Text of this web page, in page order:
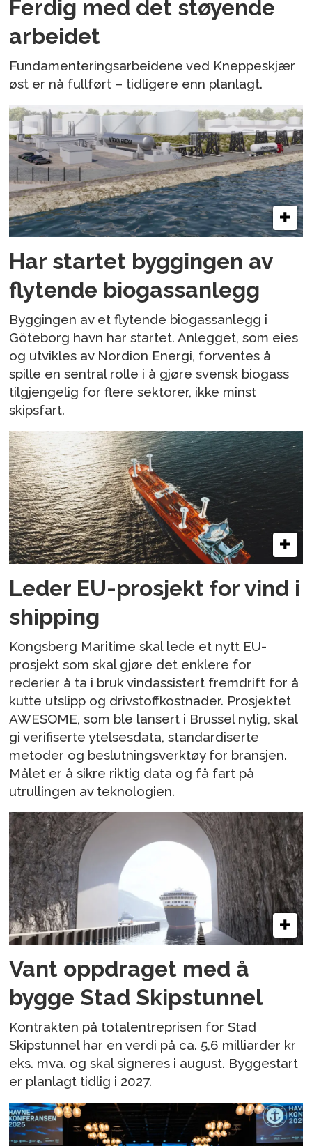
Ferdig med det støyende
arbeidet
Fundamenteringsarbeidene ved Kneppeskjær
øst er nå fullført – tidligere enn planlagt.
Har startet byggingen av
flytende biogassanlegg
Byggingen av et flytende biogassanlegg i
Göteborg havn har startet. Anlegget, som eies
og utvikles av Nordion Energi, forventes å
spille en sentral rolle i å gjøre svensk biogass
tilgjengelig for flere sektorer, ikke minst
skipsfart.
Leder EU-prosjekt for vind i
shipping
Kongsberg Maritime skal lede et nytt EU-
prosjekt som skal gjøre det enklere for
rederier å ta i bruk vindassistert fremdrift for å
kutte utslipp og drivstoffkostnader. Prosjektet
AWESOME, som ble lansert i Brussel nylig, skal
gi verifiserte ytelsesdata, standardiserte
metoder og beslutningsverktøy for bransjen.
Målet er å sikre riktig data og få fart på
utrullingen av teknologien.
Vant oppdraget med å
bygge Stad Skipstunnel
Kontrakten på totalentreprisen for Stad
Skipstunnel har en verdi på ca. 5,6 milliarder kr
eks. mva. og skal signeres i august. Byggestart
er planlagt tidlig i 2027.